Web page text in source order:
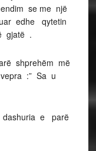
se me një
edhe qytetin
gjatë .
shprehëm më
:” Sa u
e parë